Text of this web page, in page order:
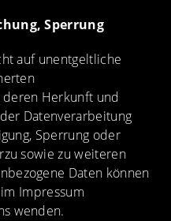
Sperrung
auf unentgeltliche
deren Herkunft und
Datenverarbeitung
Sperrung oder
sowie zu weiteren
Daten können
Impressum
wenden.